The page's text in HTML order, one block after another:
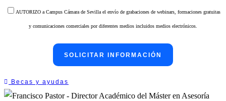
AUTORIZO a Campus Cámara de Sevilla el envío de grabaciones de webinars, formaciones gratuitas
y comunicaciones comerciales por diferentes medios incluidos medios electrónicos.
Becas y ayudas